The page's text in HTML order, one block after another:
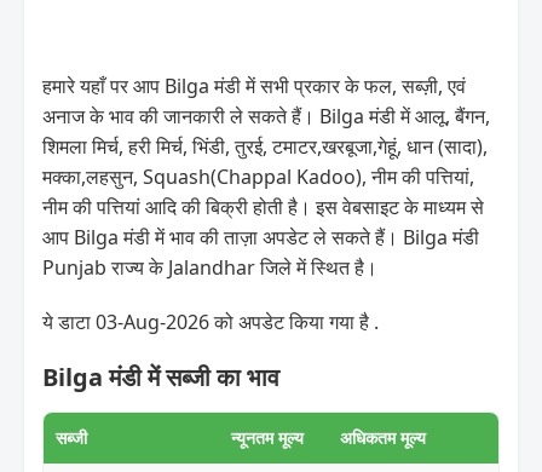
हमारे यहाँ पर आप Bilga मंडी में सभी प्रकार के फल, सब्ज़ी, एवं
अनाज के भाव की जानकारी ले सकते हैं। Bilga मंडी में आलू, बैंगन,
शिमला मिर्च, हरी मिर्च, भिंडी, तुरई, टमाटर,खरबूजा,गेहूं, धान (सादा),
मक्का,लहसुन, Squash(Chappal Kadoo), नीम की पत्तियां,
नीम की पत्तियां आदि की बिक्री होती है। इस वेबसाइट के माध्यम से
आप Bilga मंडी में भाव की ताज़ा अपडेट ले सकते हैं। Bilga मंडी
Punjab राज्य के Jalandhar जिले में स्थित है।
ये डाटा 03-Aug-2026 को अपडेट किया गया है .
Bilga मंडी में सब्जी का भाव
सब्जी न्यूनतम मूल्य अधिकतम मूल्य